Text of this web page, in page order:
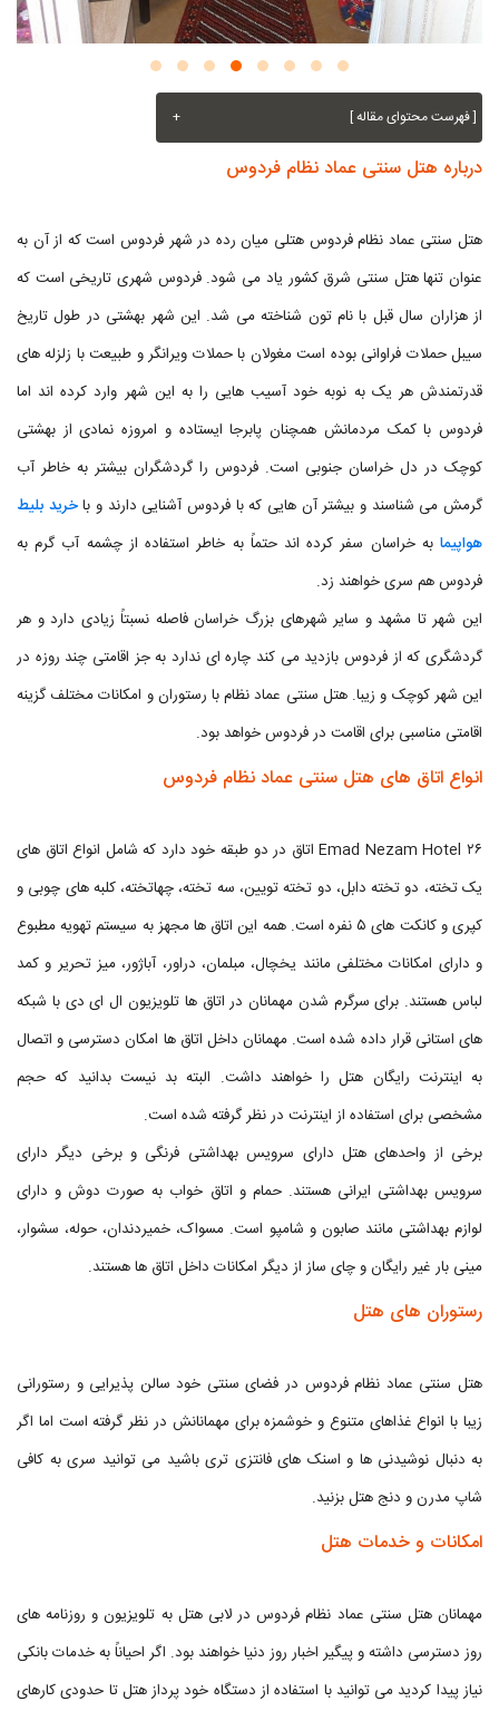
[ فهرست محتوای مقاله ] +
درباره هتل سنتی عماد نظام فردوس
هتل سنتی عماد نظام فردوس هتلی میان‌ رده در شهر فردوس است که از آن به
عنوان تنها هتل سنتی شرق کشور یاد می‌ شود. فردوس شهری تاریخی است که
از هزاران سال قبل با نام تون شناخته می شد. این شهر بهشتی در طول تاریخ
سیبل حملات فراوانی بوده است مغولان با حملات ویرانگر و طبیعت با زلزله های
قدرتمندش هر یک به نوبه خود آسیب هایی را به این شهر وارد کرده اند اما
فردوس با کمک مردمانش همچنان پابرجا ایستاده و امروزه نمادی از بهشتی
کوچک در دل خراسان جنوبی است. فردوس را گردشگران بیشتر به خاطر آب
گرمش می شناسند و بیشتر آن هایی که با فردوس آشنایی دارند و باخرید بلیط
هواپیمابه خراسان سفر کرده اند حتماً به خاطر استفاده از چشمه آب گرم به
فردوس هم سری خواهند زد.
این شهر تا مشهد و سایر شهرهای بزرگ خراسان فاصله نسبتاً زیادی دارد و هر
گردشگری که از فردوس بازدید می کند چاره ای ندارد به جز اقامتی چند روزه در
این شهر کوچک و زیبا. هتل سنتی عماد نظام با رستوران و امکانات مختلف گزینه
اقامتی مناسبی برای اقامت در فردوس خواهد بود.
انواع اتاق های هتل سنتی عماد نظام فردوس
Emad Nezam Hotel ۲۶ اتاق در دو طبقه خود دارد که شامل انواع اتاق های
یک تخته، دو تخته دابل، دو تخته تویین، سه تخته، چهاتخته، کلبه های چوبی و
کپری و کانکت های ۵ نفره است. همه این اتاق ها مجهز به سیستم تهویه مطبوع
و دارای امکانات مختلفی مانند یخچال، مبلمان، دراور، آباژور، میز تحریر و کمد
لباس هستند. برای سرگرم شدن مهمانان در اتاق ها تلویزیون ال ای دی با شبکه
های استانی قرار داده شده است. مهمانان داخل اتاق ها امکان دسترسی و اتصال
به اینترنت رایگان هتل را خواهند داشت. البته بد نیست بدانید که حجم
مشخصی برای استفاده از اینترنت در نظر گرفته شده است.
برخی از واحدهای هتل دارای سرویس بهداشتی فرنگی و برخی دیگر دارای
سرویس بهداشتی ایرانی هستند. حمام و اتاق خواب به صورت دوش و دارای
لوازم بهداشتی مانند صابون و شامپو است. مسواک، خمیردندان، حوله، سشوار،
مینی بار غیر رایگان و چای ساز از دیگر امکانات داخل اتاق ها هستند.
رستوران های هتل
هتل سنتی عماد نظام فردوس در فضای سنتی خود سالن پذیرایی و رستورانی
زیبا با انواع غذاهای متنوع و خوشمزه برای مهمانانش در نظر گرفته است اما اگر
به دنبال نوشیدنی ها و اسنک های فانتزی تری باشید می توانید سری به کافی
شاپ مدرن و دنج هتل بزنید.
امکانات و خدمات هتل
مهمانان هتل سنتی عماد نظام فردوس در لابی هتل به تلویزیون و روزنامه های
روز دسترسی داشته و پیگیر اخبار روز دنیا خواهند بود. اگر احیاناً به خدمات بانکی
نیاز پیدا کردید می توانید با استفاده از دستگاه خود پرداز هتل تا حدودی کارهای